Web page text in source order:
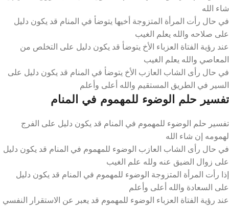
شاء الله
في حال رأت المرأة المتزوجة أخيها يتوضأ في المنام قد يكون دليل
على صلاحه والله يعلم الغيب
عند رؤية الفتاة العزباء الأخ يتوضأ قد يكون دليل على التخلص من
المعاصي والله يعلم الغيب
في حال رأى الشاب العازب الأخ يتوضأ في المنام قد يكون دليل على
السير في الطريق المستقيم والله أعلى وأعلم
تفسير حلم الوضوء للمهموم في المنام
تفسير حلم الوضوء للمهموم في المنام قد يكون دليل على الفرج
لهمومه إن شاء الله
في حال رأى الشاب العازب الوضوء للمهموم في المنام قد يكون دليل
على زوال الضيق عنه ولله علم الغيب
إذا رأت المرأة المتزوجة الوضوء للمهموم في المنام قد يكون دليل
على السعادة والله أعلى وأعلم
عند رؤية الفتاة العزباء الوضوء للمهموم قد يعبر عن الاستقرار النفسي